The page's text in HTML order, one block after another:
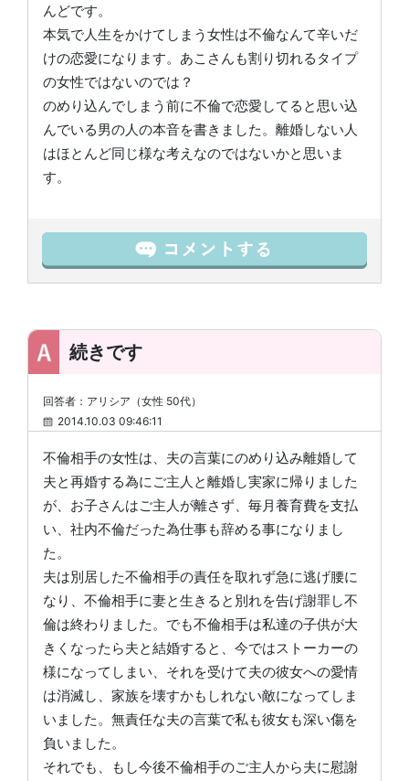
んどです。
本気で人生をかけてしまう女性は不倫なんて辛いだ
けの恋愛になります。あこさんも割り切れるタイプ
の女性ではないのでは？
のめり込んでしまう前に不倫で恋愛してると思い込
んでいる男の人の本音を書きました。離婚しない人
はほとんど同じ様な考えなのではないかと思いま
す。
続きです
回答者：アリシア（女性 50代）
2014.10.03 09:46:11
不倫相手の女性は、夫の言葉にのめり込み離婚して
夫と再婚する為にご主人と離婚し実家に帰りました
が、お子さんはご主人が離さず、毎月養育費を支払
い、社内不倫だった為仕事も辞める事になりまし
た。
夫は別居した不倫相手の責任を取れず急に逃げ腰に
なり、不倫相手に妻と生きると別れを告げ謝罪し不
倫は終わりました。でも不倫相手は私達の子供が大
きくなったら夫と結婚すると、今ではストーカーの
様になってしまい、それを受けて夫の彼女への愛情
は消滅し、家族を壊すかもしれない敵になってしま
いました。無責任な夫の言葉で私も彼女も深い傷を
負いました。
それでも、もし今後不倫相手のご主人から夫に慰謝